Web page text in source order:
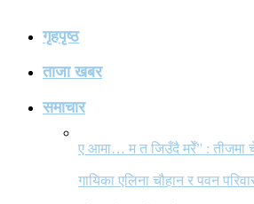
गृहपृष्ठ
ताजा खबर
समाचार
ए आमा… म त जिउँदै मरेँ” : तीजमा
गायिका एलिना चौहान र पवन